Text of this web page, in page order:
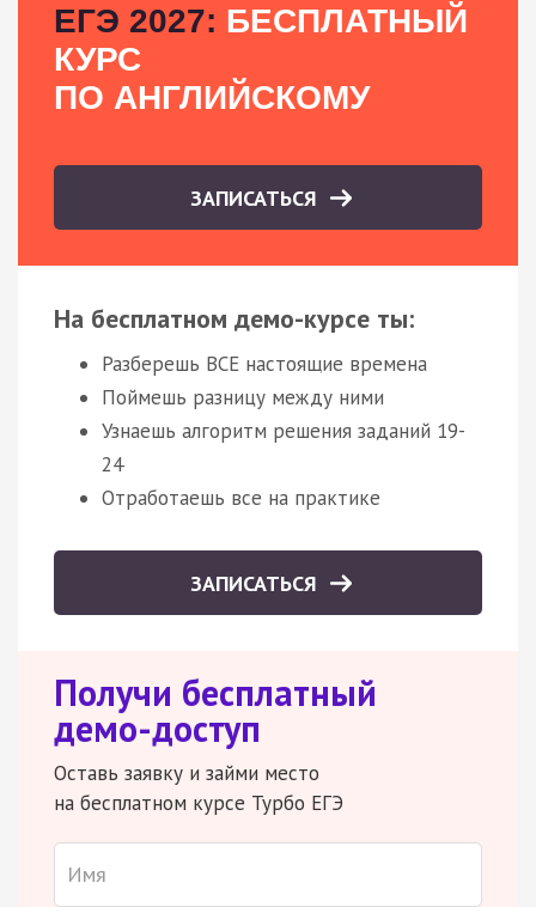
ЕГЭ 2027: БЕСПЛАТНЫЙ
КУРС
ПО АНГЛИЙСКОМУ
ЗАПИСАТЬСЯ
На бесплатном демо-курсе ты:
Разберешь ВСЕ настоящие времена
Поймешь разницу между ними
Узнаешь алгоритм решения заданий 19-
24
Отработаешь все на практике
ЗАПИСАТЬСЯ
Получи бесплатный
демо-доступ
Оставь заявку и займи место
на бесплатном курсе Турбо ЕГЭ